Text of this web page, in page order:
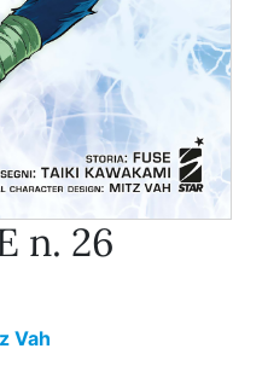
n. 26
Vah